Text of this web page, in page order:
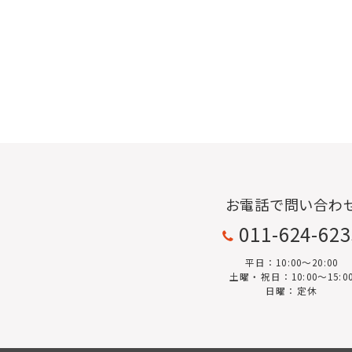
お電話で問い合わ
011-624-
平日：10:00〜20:00
土曜・祝日：10:00～15:00
日曜：定休